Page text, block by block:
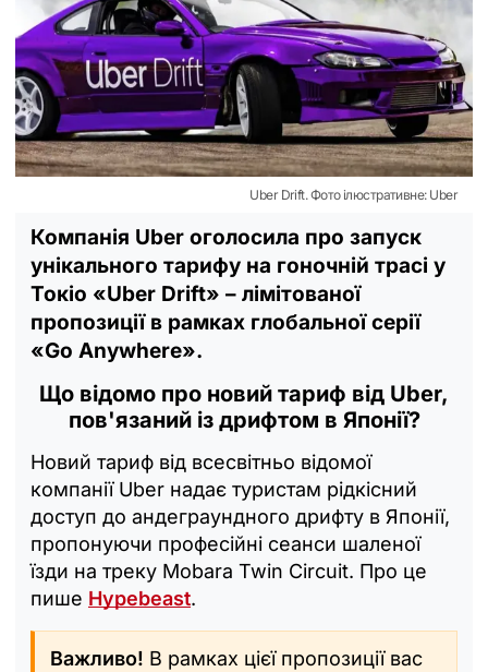
Uber Drift. Фото ілюстративне: Uber
Компанія Uber оголосила про запуск
унікального тарифу на гоночній трасі у
Токіо «Uber Drift» – лімітованої
пропозиції в рамках глобальної серії
«Go Anywhere».
Що відомо про новий тариф від Uber,
пов'язаний із дрифтом в Японії?
Новий тариф від всесвітньо відомої
компанії Uber надає туристам рідкісний
доступ до андеграундного дрифту в Японії,
пропонуючи професійні сеанси шаленої
їзди на треку Mobara Twin Circuit. Про це
пише Hypebeast.
Важливо! В рамках цієї пропозиції вас